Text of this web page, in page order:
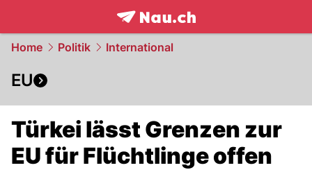
frontpage.NAU.ch
Home Politik International
EU
Türkei lässt Grenzen zur
EU für Flüchtlinge offen